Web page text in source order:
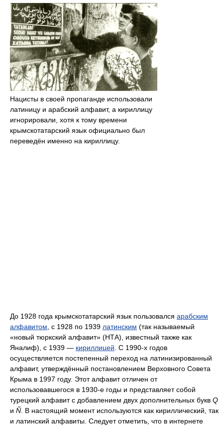
Нацисты в своей пропаганде использовали
латиницу и арабский алфавит, а кириллицу
игнорировали, хотя к тому времени
крымскотатарский язык официально был
переведён именно на кириллицу.
До 1928 года крымскотатарский язык пользовался арабским
алфавитом, с 1928 по 1939 латинским (так называемый
«новый тюркский алфавит» (НТА), известный также как
Яналиф), с 1939 — кириллицей. С 1990-х годов
осуществляется постепенный переход на латинизированный
алфавит, утверждённый постановлением Верховного Совета
Крыма в 1997 году. Этот алфавит отличен от
использовавшегося в 1930-е годы и представляет собой
турецкий алфавит с добавлением двух дополнительных букв Q
и Ñ. В настоящий момент используются как кириллический, так
и латинский алфавиты. Следует отметить, что в интернете